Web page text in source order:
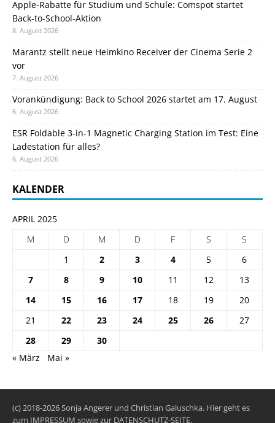
Apple-Rabatte für Studium und Schule: Comspot startet
Back-to-School-Aktion
8. August 2026
Marantz stellt neue Heimkino Receiver der Cinema Serie 2
vor
7. August 2026
Vorankündigung: Back to School 2026 startet am 17. August
6. August 2026
ESR Foldable 3-in-1 Magnetic Charging Station im Test: Eine
Ladestation für alles?
6. August 2026
KALENDER
APRIL 2025
M
D M D F S
S
1
2 3 4 5
6
7
8 9 10 11 12
13
14
15 16 17 18 19
20
21
22 23 24 25 26
27
28
29
30
« März
Mai »
(c) 2018-2026 Sonja Angerer und Christian Galuschka. Hier geht es
zum IMPRESSUM sowie zur DATENSCHUTZ-SEITE.